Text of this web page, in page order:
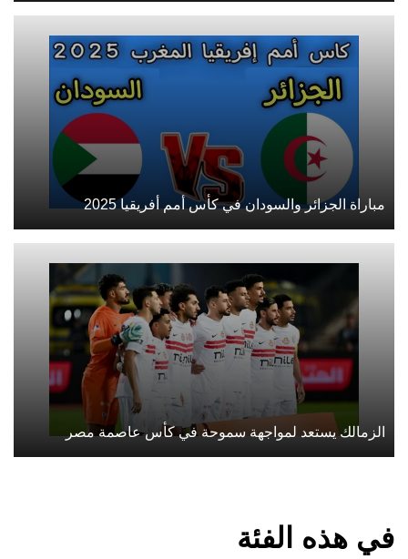
مباراة الجزائر والسودان في كأس أمم أفريقيا 2025
الزمالك يستعد لمواجهة سموحة في كأس عاصمة مصر
في هذه الفئة